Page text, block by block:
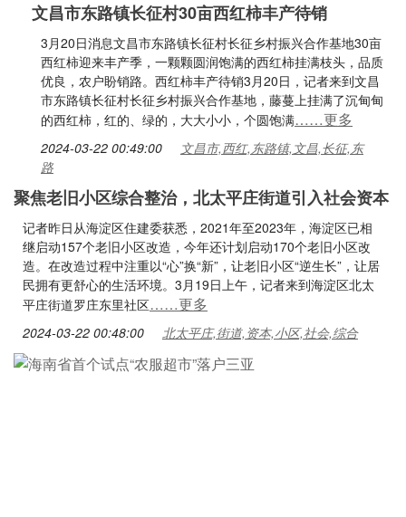
文昌市东路镇长征村30亩西红柿丰产待销
3月20日消息文昌市东路镇长征村长征乡村振兴合作基地30亩
西红柿迎来丰产季，一颗颗圆润饱满的西红柿挂满枝头，品质
优良，农户盼销路。西红柿丰产待销3月20日，记者来到文昌
市东路镇长征村长征乡村振兴合作基地，藤蔓上挂满了沉甸甸
的西红柿，红的、绿的，大大小小，个圆饱满……更多
2024-03-22 00:49:00
文昌市,西红,东路镇,文昌,长征,东
路
聚焦老旧小区综合整治，北太平庄街道引入社会资本
记者昨日从海淀区住建委获悉，2021年至2023年，海淀区已相
继启动157个老旧小区改造，今年还计划启动170个老旧小区改
造。在改造过程中注重以“心”换“新”，让老旧小区“逆生长”，让居
民拥有更舒心的生活环境。3月19日上午，记者来到海淀区北太
平庄街道罗庄东里社区……更多
2024-03-22 00:48:00 北太平庄,街道,资本,小区,社会,综合